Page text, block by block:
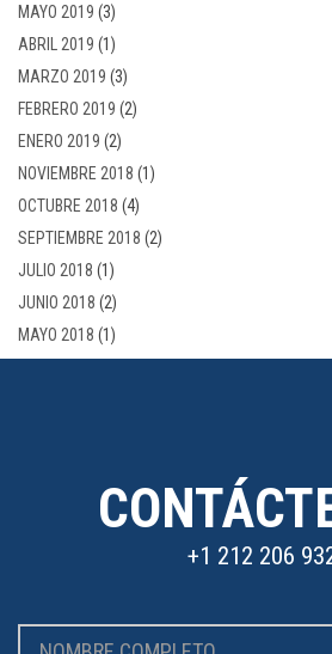
MAYO 2019 (3)
ABRIL 2019 (1)
MARZO 2019 (3)
FEBRERO 2019 (2)
ENERO 2019 (2)
NOVIEMBRE 2018 (1)
OCTUBRE 2018 (4)
SEPTIEMBRE 2018 (2)
JULIO 2018 (1)
JUNIO 2018 (2)
MAYO 2018 (1)
+1 212 206